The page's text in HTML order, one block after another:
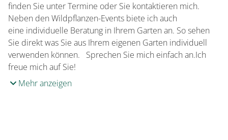
finden Sie unter Termine oder Sie kontaktieren mich.
Neben den Wildpflanzen-Events biete ich auch
eine individuelle Beratung in Ihrem Garten an. So sehen
Sie direkt was Sie aus Ihrem eigenen Garten individuell
verwenden können. Sprechen Sie mich einfach an.Ich
freue mich auf Sie!
Mehr anzeigen